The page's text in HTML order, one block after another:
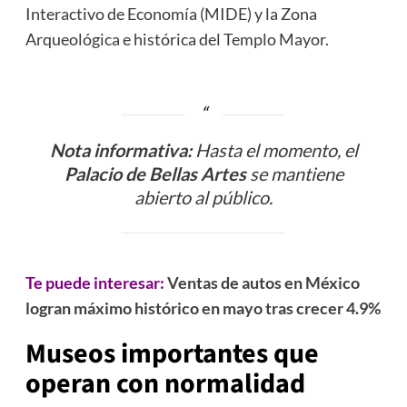
Interactivo de Economía (MIDE) y la Zona
Arqueológica e histórica del Templo Mayor.
Nota informativa:Hasta el momento, el
Palacio de Bellas Artesse mantiene
abierto al público.
Te puede interesar:Ventas de autos en México
logran máximo histórico en mayo tras crecer 4.9%
Museos importantes que
operan con normalidad